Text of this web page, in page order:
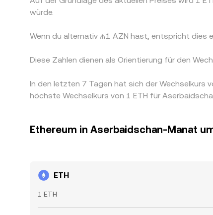
würde.
Wenn du alternativ ₼1 AZN hast, entspricht
Diese Zahlen dienen als Orientierung für den
In den letzten 7 Tagen hat sich der Wechselkurs
höchste Wechselkurs von 1 ETH für
Ethereum in Aserbaidschan-Manat
ETH
1 ETH